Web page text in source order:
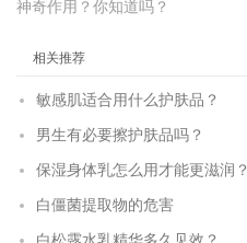
神奇作用？你知道吗？
相关推荐
敏感肌适合用什么护肤品？
男生有必要擦护肤品吗？
保湿身体乳怎么用才能更滋润？
白僵菌提取物的危害